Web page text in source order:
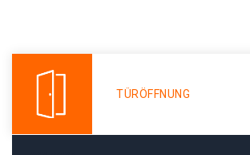
TÜRÖFFNUNG